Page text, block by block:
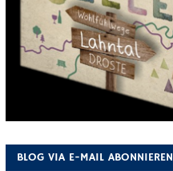
BLOG VIA E-MAIL ABONNIEREN